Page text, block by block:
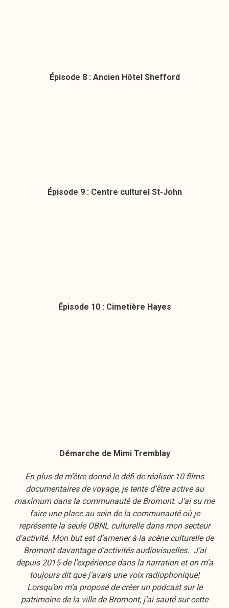
Épisode 8 : Ancien Hôtel Shefford
Épisode 9 : Centre culturel St-John
Épisode 10 : Cimetière Hayes
Démarche de Mimi Tremblay
En plus de m’être donné le défi de réaliser 10 films
documentaires de voyage, je tente d’être active au
maximum dans la communauté de Bromont. J’ai su me
faire une place au sein de la communauté où je
représente la seule OBNL culturelle dans mon secteur
d’activité. Mon but est d’amener à la scène culturelle de
Bromont davantage d’activités audiovisuelles. J’ai
depuis 2015 de l’expérience dans la narration et on m’a
toujours dit que j’avais une voix radiophonique!
Lorsqu’on m’a proposé de créer un podcast sur le
patrimoine de la ville de Bromont, j’ai sauté sur cette